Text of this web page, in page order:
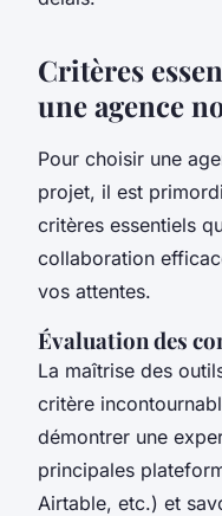
Critères
une agence
Pour choisir une
projet, il est
critères essentiels
collaboration
vos attentes.
Évaluation des
La maîtrise des
critère
démontrer une
principales
Airtable, etc.) et